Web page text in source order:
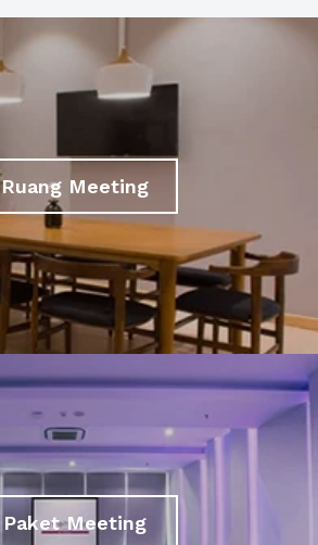
Ruang Meeting
Paket Meeting